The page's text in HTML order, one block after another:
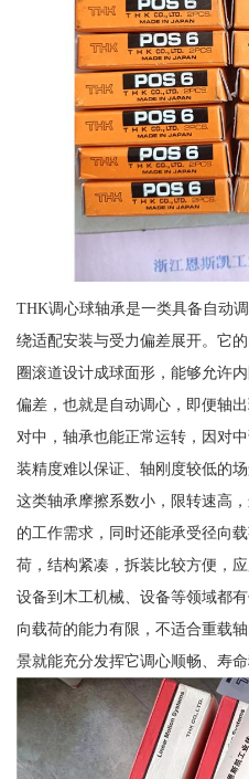
THK调心球轴承是一类具备自动
绕适配安装与受力偏差展开。它
圈滚道设计成球面形，能够允许
偏差，也就是自动调心，即便轴
对中，轴承也能正常运转，因对
装精度难以保证、轴刚度较低的场
这类轴承摩擦系数小，限转速高
的工作需求，同时还能承受径向
荷，结构紧凑，拆装比较方便，
设备到木工机械、设备等领域都
向载荷的能力有限，不适合重载
景就能充分发挥它调心顺畅、寿命